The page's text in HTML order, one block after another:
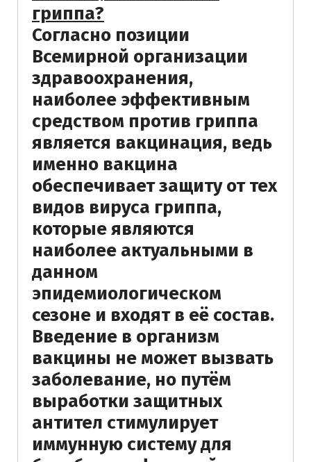
гриппа?
Согласно позиции
Всемирной организации
здравоохранения,
наиболее эффективным
средством против гриппа
является вакцинация, ведь
именно вакцина
обеспечивает защиту от тех
видов вируса гриппа,
которые являются
наиболее актуальными в
данном
эпидемиологическом
сезоне и входят в её состав.
Введение в организм
вакцины не может вызвать
заболевание, но путём
выработки защитных
антител стимулирует
иммунную систему для